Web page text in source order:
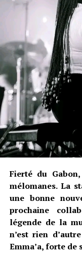
Fierté du Gabon,
mélomanes. La
une bonne
prochaine
légende de la
n’est rien
Emma’a, forte de